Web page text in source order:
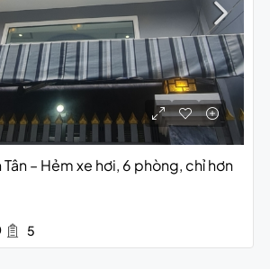
– Hẻm xe hơi, 6 phòng, chỉ hơn
5